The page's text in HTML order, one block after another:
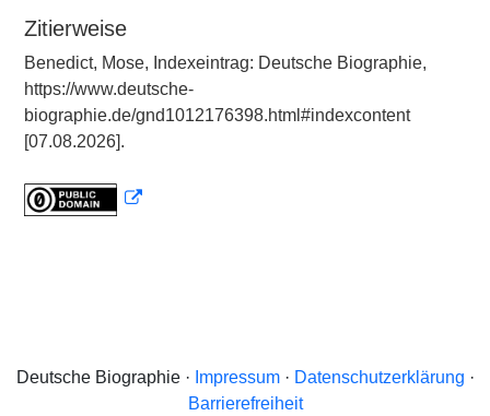
Zitierweise
Benedict, Mose, Indexeintrag: Deutsche Biographie,
https://www.deutsche-
biographie.de/gnd1012176398.html#indexcontent
[07.08.2026].
Deutsche Biographie · Impressum· Datenschutzerklärung ·
Barrierefreiheit